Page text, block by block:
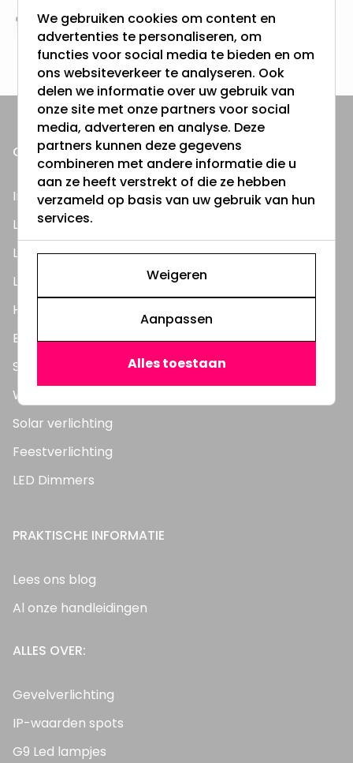
Altijd uit eigen voorraad
3000m2 - 60.000+ Producten
ONZE PRODUCTEN
Inbouwspots
LED Lampen
LED TL Buizen
LED Panelen
Highbay's / Ufo's
Bouwlampen
Straatlampen
Wandlampen
Solar verlichting
Feestverlichting
LED Dimmers
PRAKTISCHE INFORMATIE
Lees ons blog
Al onze handleidingen
ALLES OVER:
Gevelverlichting
IP-waarden spots
G9 Led lampjes
We gebruiken cookies om content en
advertenties te personaliseren, om
functies voor social media te bieden en om
ons websiteverkeer te analyseren. Ook
delen we informatie over uw gebruik van
onze site met onze partners voor social
media, adverteren en analyse. Deze
partners kunnen deze gegevens
combineren met andere informatie die u
aan ze heeft verstrekt of die ze hebben
verzameld op basis van uw gebruik van hun
services.
Weigeren
Aanpassen
Alles toestaan